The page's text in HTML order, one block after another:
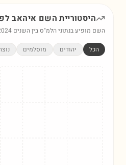
היסטוריית השם איהאב
השם מופיע בנתוני הלמ"ס בין השנים
הכל יהודים מוסלמים